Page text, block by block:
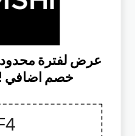
خصم اضافي